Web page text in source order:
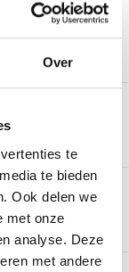
Over
te
te bieden
Ook delen we
met onze
analyse. Deze
met andere